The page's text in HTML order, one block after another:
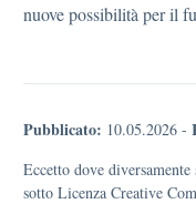
nuove possibilità per il
Pubblicato: 10.05.2026 -
Eccetto dove
sotto Licenza Creative